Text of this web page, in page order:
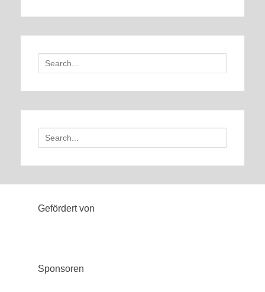
Search
for:
Search
for:
Gefördert von
Sponsoren